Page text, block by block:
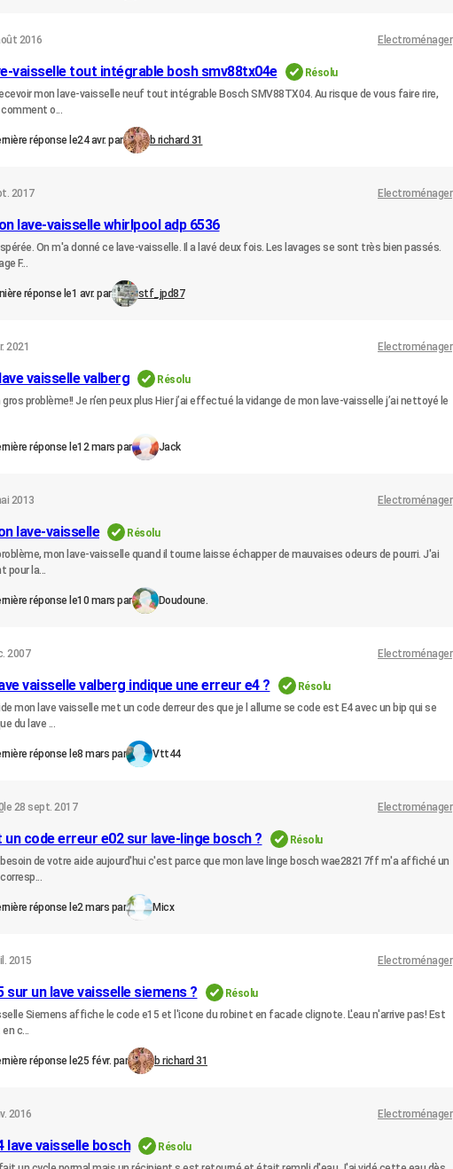
2016 Electroménager
vaisselle tout intégrable bosh smv88tx04e
Résolu
mon lave-vaisselle neuf tout intégrable Bosch SMV88TX04. Au risque de vous faire rire,
o...
réponse le24 avr. par b richard 31
2017 Electroménager
lave-vaisselle whirlpool adp 6536
On m'a donné ce lave-vaisselle. Il a lavé deux fois. Les lavages se sont très bien passés.
F...
réponse le1 avr. par stf_jpd87
2021 Electroménager
vaisselle valberg
Résolu
gros problème!! Je n’en peux plus Hier j’ai effectué la vidange de mon lave-vaisselle j’ai nettoyé le
réponse le12 mars par Jack
2013 Electroménager
lave-vaisselle
Résolu
mon lave-vaisselle quand il tourne laisse échapper de mauvaises odeurs de pourri. J'ai
pour la...
réponse le10 mars par Doudoune.
2007 Electroménager
vaisselle valberg indique une erreur e4 ?
Résolu
mon lave vaisselle met un code derreur des que je l allume se code est E4 avec un bip qui se
du lave ...
réponse le8 mars par Vtt44
le 28 sept. 2017 Electroménager
code erreur e02 sur lave-linge bosch ?
Résolu
besoin de votre aide aujourd'hui c'est parce que mon lave linge bosch wae28217ff m'a affiché un
réponse le2 mars par Micx
2015 Electroménager
sur un lave vaisselle siemens ?
Résolu
Siemens affiche le code e15 et l'icone du robinet en facade clignote. L'eau n'arrive pas! Est
c...
réponse le25 févr. par b richard 31
2016 Electroménager
lave vaisselle bosch
Résolu